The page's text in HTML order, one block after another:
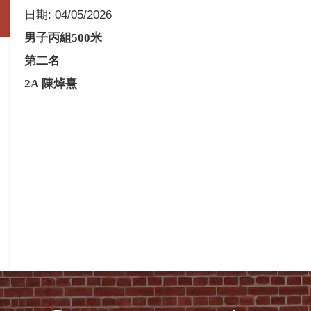
日期: 04/05/2026
男子丙組500米
第二名
2A 陳焯熹